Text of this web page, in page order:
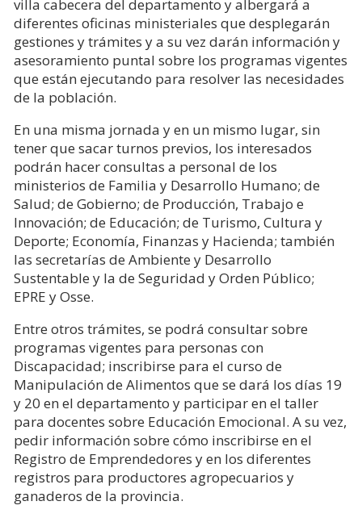
villa cabecera del departamento y albergará a
diferentes oficinas ministeriales que desplegarán
gestiones y trámites y a su vez darán información y
asesoramiento puntal sobre los programas vigentes
que están ejecutando para resolver las necesidades
de la población.
En una misma jornada y en un mismo lugar, sin
tener que sacar turnos previos, los interesados
podrán hacer consultas a personal de los
ministerios de Familia y Desarrollo Humano; de
Salud; de Gobierno; de Producción, Trabajo e
Innovación; de Educación; de Turismo, Cultura y
Deporte; Economía, Finanzas y Hacienda; también
las secretarías de Ambiente y Desarrollo
Sustentable y la de Seguridad y Orden Público;
EPRE y Osse.
Entre otros trámites, se podrá consultar sobre
programas vigentes para personas con
Discapacidad; inscribirse para el curso de
Manipulación de Alimentos que se dará los días 19
y 20 en el departamento y participar en el taller
para docentes sobre Educación Emocional. A su vez,
pedir información sobre cómo inscribirse en el
Registro de Emprendedores y en los diferentes
registros para productores agropecuarios y
ganaderos de la provincia.